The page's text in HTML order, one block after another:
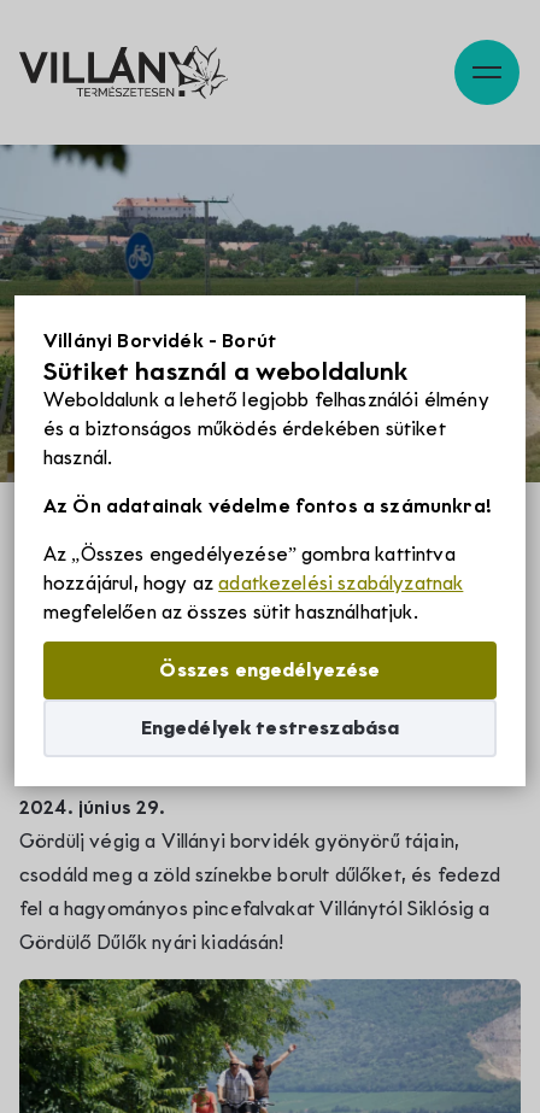
Villányi Borvidék - Borút
Sütiket használ a weboldalunk
Weboldalunk a lehető legjobb felhasználói élmény
és a biztonságos működés érdekében sütiket
használ.
Az Ön adatainak védelme fontos a számunkra!
Az „Összes engedélyezése” gombra kattintva
hozzájárul, hogy azadatkezelési szabályzatnak
megfelelően az összes sütit használhatjuk.
Összes engedélyezése
Engedélyek testreszabása
Leírás Térkép
Főoldal Programok Gördülő Dűlők 2024
Gördülő Dűlők 2024
Gördülő Dűlők – Élménybringatúra a
Villányi borvidéken
2024. június 29.
Gördülj végig a Villányi borvidék gyönyörű tájain,
csodáld meg a zöld színekbe borult dűlőket, és fedezd
fel a hagyományos pincefalvakat Villánytól Siklósig a
Gördülő Dűlők nyári kiadásán!
Szabadidő
Pincék
Programok
Éttermek
Szállások
Borvidékről
Villányi borvidék egyedülálló
Villányi eredetvédelem
Villányi Borvidék helyi termék
Villányi Borvidék filozófiája
Rólunk
Villány-Siklósi Borút Egyesület
Hírek
Pályázatok
Kapcsolat